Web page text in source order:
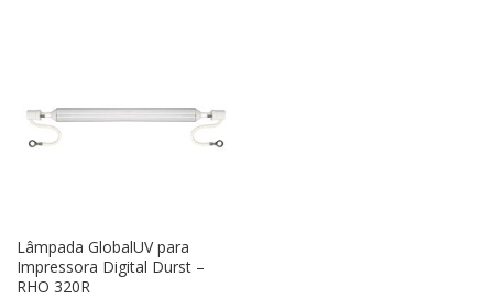
Lâmpada GlobalUV para
Impressora Digital Durst –
RHO 320R